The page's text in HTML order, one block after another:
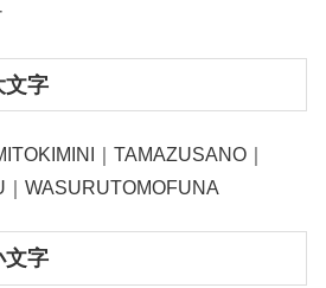
文字
｜TAMAZUSANO｜
WASURUTOMOFUNA
文字